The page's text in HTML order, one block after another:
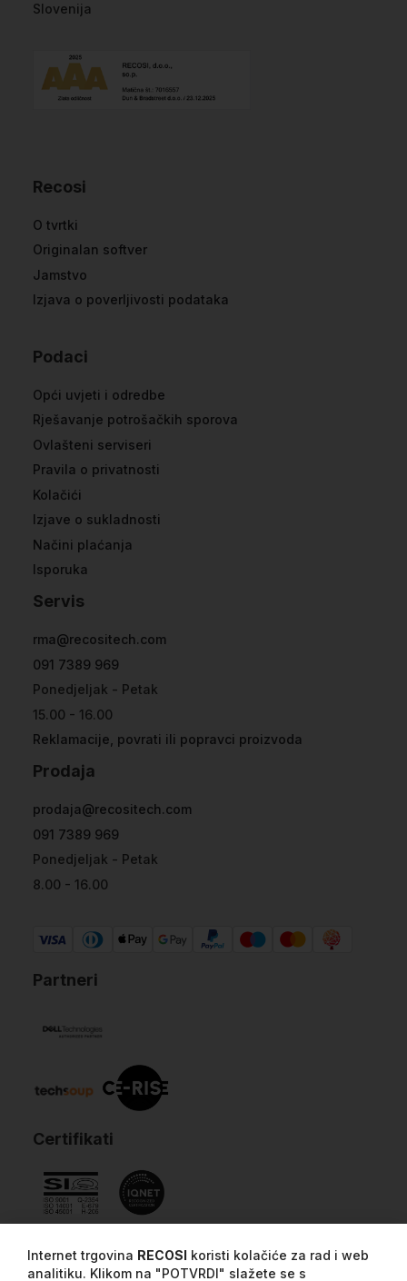
Slovenija
Recosi
O tvrtki
Originalan softver
Jamstvo
Izjava o poverljivosti podataka
Podaci
Opći uvjeti i odredbe
Rješavanje potrošačkih sporova
Ovlašteni serviseri
Pravila o privatnosti
Kolačići
Izjave o sukladnosti
Načini plaćanja
Isporuka
Servis
rma@recositech.com
091 7389 969
Ponedjeljak - Petak
15.00 - 16.00
Reklamacije, povrati ili popravci proizvoda
Prodaja
prodaja@recositech.com
091 7389 969
Ponedjeljak - Petak
8.00 - 16.00
Partneri
Certifikati
Internet trgovina RECOSI koristi kolačiće za rad i web
analitiku. Klikom na "POTVRDI" slažete se s